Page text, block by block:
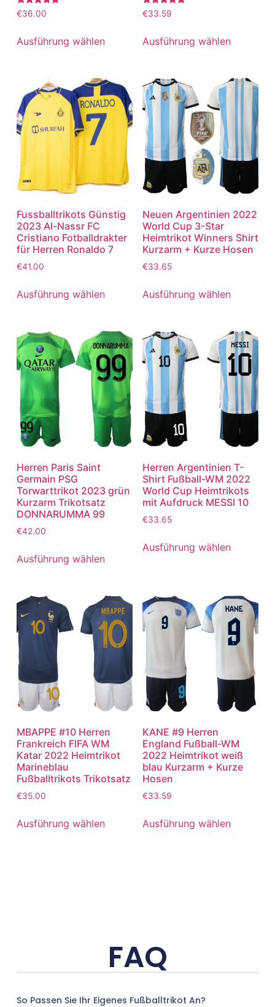
Bewertet
mit
von 5
€36.00
Ausführung wählen
Bewertet
mit
von 5
€33.59
Ausführung wählen
Fussballtrikots Günstig
2023 Al-Nassr FC
Cristiano Fotballdrakter
für Herren Ronaldo 7
€41.00
Ausführung wählen
Neuen Argentinien 2022
World Cup 3-Star
Heimtrikot Winners Shirt
Kurzarm + Kurze Hosen
€33.65
Ausführung wählen
Herren Paris Saint
Germain PSG
Torwarttrikot 2023 grün
Kurzarm Trikotsatz
DONNARUMMA 99
€42.00
Ausführung wählen
Herren Argentinien T-
Shirt Fußball-WM 2022
World Cup Heimtrikots
mit Aufdruck MESSI 10
€33.65
Ausführung wählen
MBAPPE #10 Herren
Frankreich FIFA WM
Katar 2022 Heimtrikot
Marineblau
Fußballtrikots Trikotsatz
€35.00
Ausführung wählen
KANE #9 Herren
England Fußball-WM
2022 Heimtrikot weiß
blau Kurzarm + Kurze
Hosen
€33.59
Ausführung wählen
FAQ
So Passen Sie Ihr Eigenes Fußballtrikot An?